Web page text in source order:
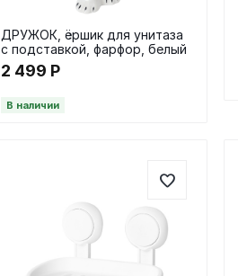
ДРУЖОК, ёршик для унитаза
с подставкой, фарфор, белый
2 499 Р
В наличии